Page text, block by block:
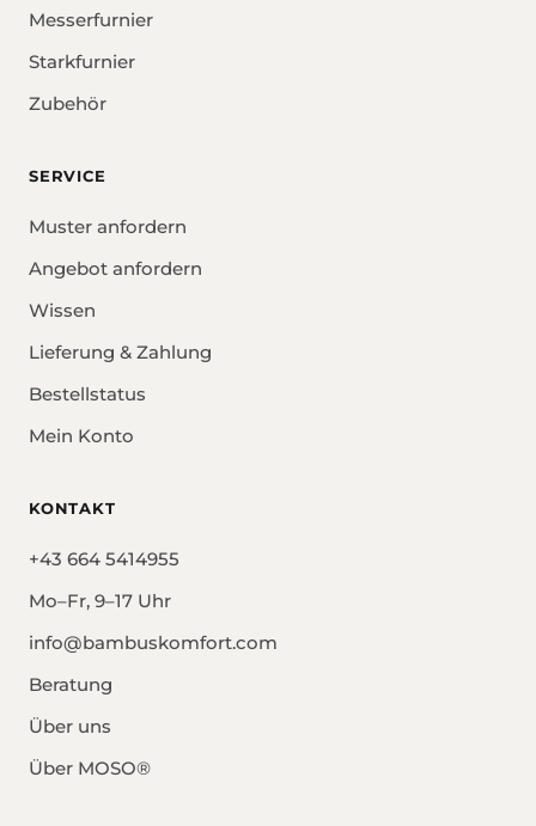
Messerfurnier
Starkfurnier
Zubehör
SERVICE
Muster anfordern
Angebot anfordern
Wissen
Lieferung & Zahlung
Bestellstatus
Mein Konto
KONTAKT
+43 664 5414955
Mo–Fr, 9–17 Uhr
info@bambuskomfort.com
Beratung
Über uns
Über MOSO®